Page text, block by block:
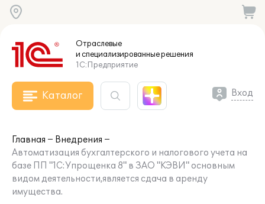
Отраслевые
и специализированныерешения
1С:Предприятие
Каталог Вход
Главная
Внедрения
Автоматизация бухгалтерского и налогового учета на
базе ПП "1C:Упрощенка 8" в ЗАО "КЭВИ" основным
видом деятельности,является сдача в аренду
имущества.